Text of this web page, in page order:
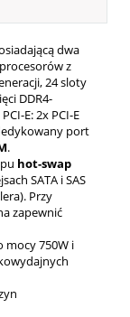
dwa
z
24 sloty
DDR4-
E: 2x PCI-E
port
.
hot-swap
SATA i SAS
Przy
zapewnić
mocy 750W i